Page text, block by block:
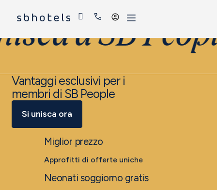
Accedi
a SB
Vantaggi esclusivi per i
membri di SB People
Si unisca ora
Miglior prezzo
Approfitti di offerte uniche
Neonati soggiorno gratis